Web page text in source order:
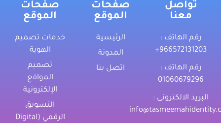
تواصل
معنا
رقم الهاتف :
‎+966572131203
رقم الهاتف :
01060679296
البريد الالكترونى :
صفحات
الموقع
الرئيسية
المدونة
اتصل بنا
صفحات
الموقع
خدمات تصميم
الهوية
تصميم
المواقع
الإلكترونية
التسويق
الرقمي (Digital